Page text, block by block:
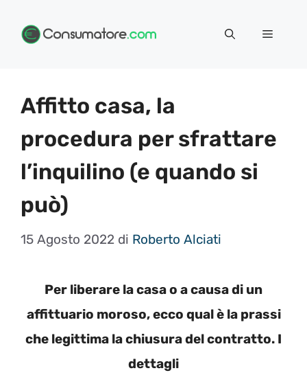
Menu
Affitto casa, la
procedura per sfrattare
l’inquilino (e quando si
può)
15 Agosto 2022 di Roberto Alciati
Per liberare la casa o a causa di un
affittuario moroso, ecco qual è la prassi
che legittima la chiusura del contratto. I
dettagli